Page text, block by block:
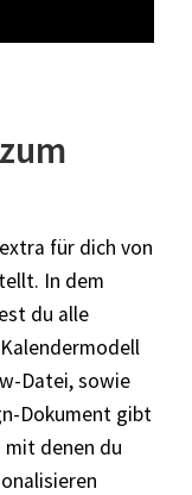
für dich von
In dem
du alle
Datei, sowie
Dokument gibt
denen du